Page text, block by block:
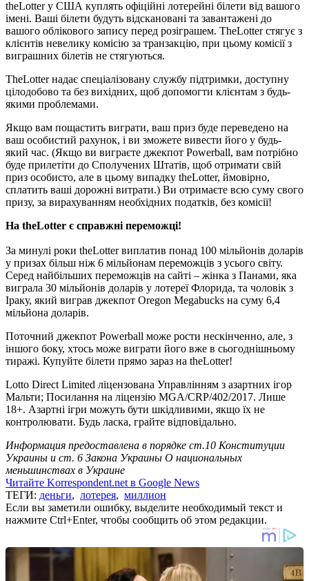
theLotter у США куплять офіційні лотерейні білети від вашого
імені. Ваші білети будуть відскановані та завантажені до
вашого облікового запису перед розіграшем. TheLotter стягує з
клієнтів невелику комісію за транзакцію, при цьому комісії з
виграшних білетів не стягуються.
TheLotter надає спеціалізовану службу підтримки, доступну
цілодобово та без вихідних, щоб допомогти клієнтам з будь-
якими проблемами.
Якщо вам пощастить виграти, ваш приз буде переведено на
ваш особистий рахунок, і ви зможете вивести його у будь-
який час. (Якщо ви виграєте джекпот Powerball, вам потрібно
буде прилетіти до Сполучених Штатів, щоб отримати свій
приз особисто, але в цьому випадку theLotter, ймовірно,
сплатить ваші дорожні витрати.) Ви отримаєте всю суму свого
призу, за вирахуванням необхідних податків, без комісії!
На theLotter є справжні переможці!
За минулі роки theLotter виплатив понад 100 мільйонів доларів
у призах більш ніж 6 мільйонам переможців з усього світу.
Серед найбільших переможців на сайті – жінка з Панами, яка
виграла 30 мільйонів доларів у лотереї Флорида, та чоловік з
Іраку, який виграв джекпот Oregon Megabucks на суму 6,4
мільйона доларів.
Поточний джекпот Powerball може рости нескінченно, але, з
іншого боку, хтось може виграти його вже в сьогоднішньому
тиражі. Купуйте білети прямо зараз на theLotter!
Lotto Direct Limited ліцензована Управлінням з азартних ігор
Мальти; Посилання на ліцензію MGA/CRP/402/2017. Лише
18+. Азартні ігри можуть бути шкідливими, якщо їх не
контролювати. Будь ласка, грайте відповідально.
Информация предоставлена в порядке ст.10 Конституции
Украины и ст. 6 Закона Украины О национальных
меньшинствах в Украине
Читайте Korrespondent.net в Google News
ТЕГИ: деньги, лотерея, миллион
Если вы заметили ошибку, выделите необходимый текст и
нажмите Ctrl+Enter, чтобы сообщить об этом редакции.